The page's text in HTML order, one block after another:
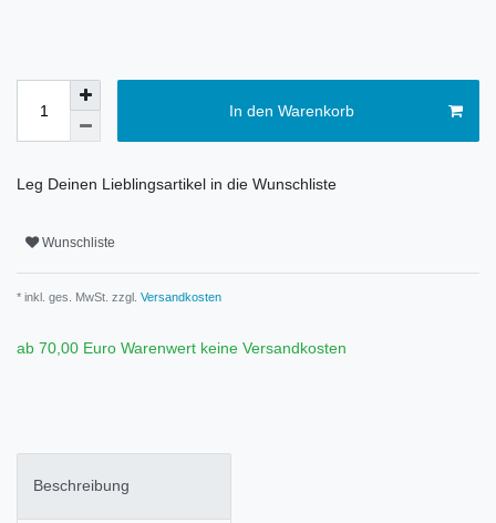
In den Warenkorb
Leg Deinen Lieblingsartikel in die Wunschliste
Wunschliste
* inkl. ges. MwSt. zzgl. Versandkosten
ab 70,00 Euro Warenwert keine Versandkosten
Beschreibung